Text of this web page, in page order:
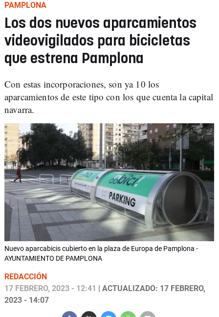
PAMPLONA
Los dos nuevos aparcamientos
videovigilados para bicicletas
que estrena Pamplona
Con estas incorporaciones, son ya 10 los
aparcamientos de este tipo con los que cuenta la capital
navarra.
Nuevo aparcabicis cubierto en la plaza de Europa de Pamplona -
AYUNTAMIENTO DE PAMPLONA
REDACCIÓN
17 FEBRERO, 2023 - 12:41
| ACTUALIZADO: 17 FEBRERO,
2023 - 14:07